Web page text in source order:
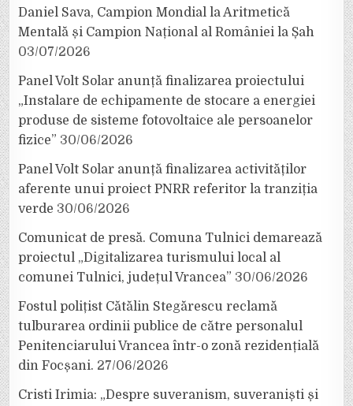
Daniel Sava, Campion Mondial la Aritmetică
Mentală și Campion Național al României la Șah
03/07/2026
Panel Volt Solar anunță finalizarea proiectului
„Instalare de echipamente de stocare a energiei
produse de sisteme fotovoltaice ale persoanelor
fizice” 30/06/2026
Panel Volt Solar anunță finalizarea activităților
aferente unui proiect PNRR referitor la tranziția
verde 30/06/2026
Comunicat de presă. Comuna Tulnici demarează
proiectul „Digitalizarea turismului local al
comunei Tulnici, județul Vrancea” 30/06/2026
Fostul polițist Cătălin Stegărescu reclamă
tulburarea ordinii publice de către personalul
Penitenciarului Vrancea într-o zonă rezidențială
din Focșani. 27/06/2026
Cristi Irimia: „Despre suveranism, suveraniști și